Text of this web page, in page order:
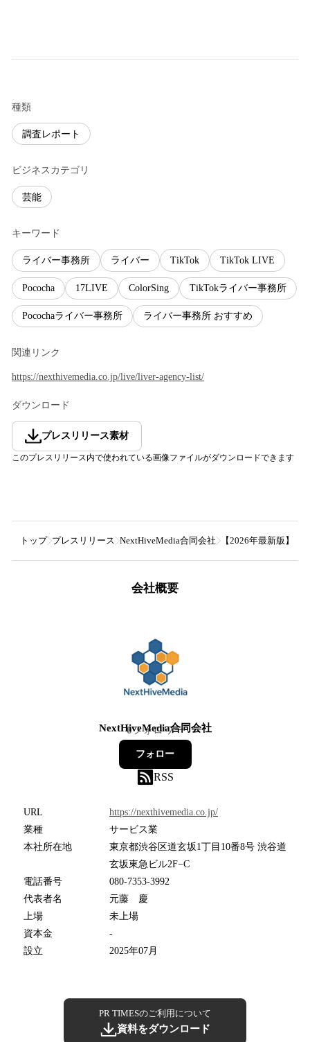
種類
調査レポート
ビジネスカテゴリ
芸能
キーワード
ライバー事務所 ライバー TikTok TikTok LIVE
Pococha 17LIVE ColorSing TikTokライバー事務所
Pocochaライバー事務所 ライバー事務所 おすすめ
関連リンク
https://nexthivemedia.co.jp/live/liver-agency-list/
ダウンロード
プレスリリース素材
このプレスリリース内で使われている画像ファイルがダウンロードできます
トップ プレスリリース NextHiveMedia合同会社 【2026年最新版】
会社概要
NextHiveMedia合同会社
0フォロワー
フォロー
RSS
URL
https://nexthivemedia.co.jp/
業種
サービス業
本社所在地
東京都渋谷区道玄坂1丁目10番8号 渋谷道
玄坂東急ビル2F−C
電話番号
080-7353-3992
代表者名
元藤 慶
上場
未上場
資本金
-
設立
2025年07月
PR TIMESのご利用について
資料をダウンロード